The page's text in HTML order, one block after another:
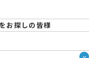
お探しの皆様